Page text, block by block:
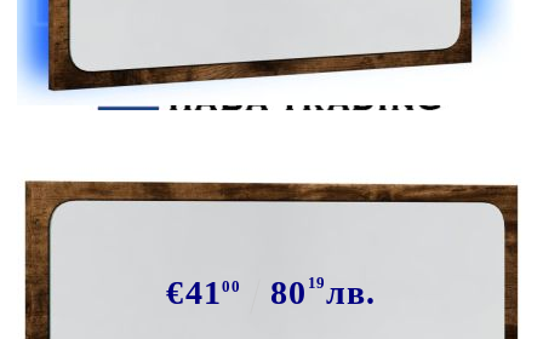
LED огледало за баня, опушен дъб,
60x8,5x38 см, инженерно дърво
€4100 80 19лв.